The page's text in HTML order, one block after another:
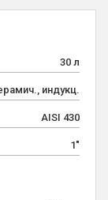
30 л
индукц.
AISI 430
1"